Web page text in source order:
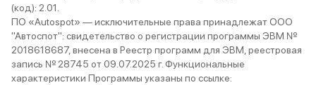
(код): 2.01.
ПО «Autospot» — исключительные права принадлежат ООО
"Автоспот": свидетельство о регистрации программы ЭВМ №
2018618687, внесена в Реестр программ для ЭВМ, реестровая
запись № 28745 от 09.07.2025 г. Функциональные
характеристики Программы указаны по ссылке: